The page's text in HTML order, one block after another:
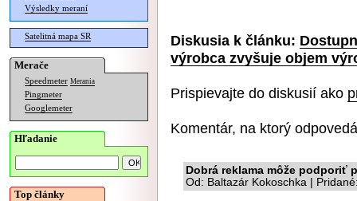
Výsledky meraní
Satelitná mapa SR
Merače
Speedmeter Merania
Pingmeter
Googlemeter
Hľadanie
Top články
Diskusia k článku:
výrobca zvyšuje objem
Prispievajte do diskusií ako
Komentár, na ktorý
Dobrá reklama môže podporiť
Od: Baltazár Kokoschka |